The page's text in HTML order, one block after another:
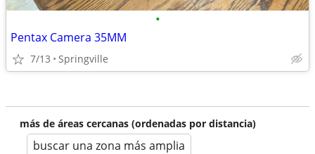
•
Pentax Camera 35MM
7/13 Springville
más de áreas cercanas (ordenadas por distancia)
buscar una zona más amplia